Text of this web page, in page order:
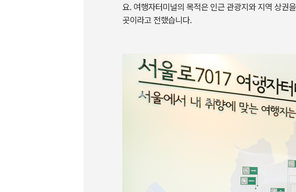
요. 여행자터미널의 목적은 인근 관광지와 지역 상권
곳이라고 전했습니다.